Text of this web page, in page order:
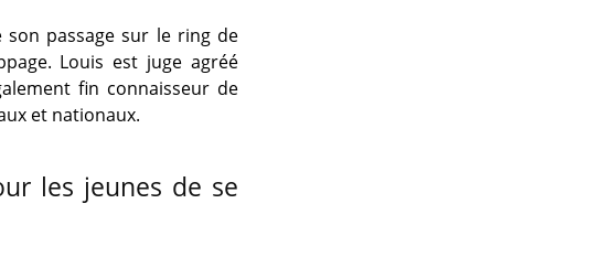
son passage sur le ring de
Louis est juge agréé
fin connaisseur de
et nationaux.
les jeunes de se